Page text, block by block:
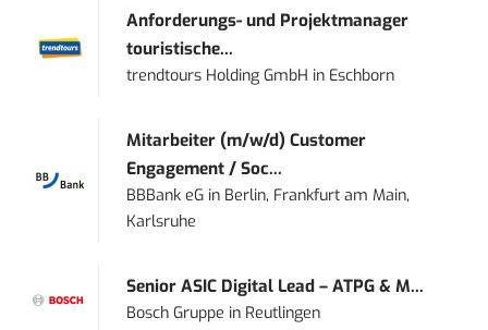
Anforderungs- und Projektmanager
touristische...
trendtours Holding GmbH in Eschborn
Mitarbeiter (m/w/d) Customer
Engagement / Soc...
BBBank eG in Berlin, Frankfurt am Main,
Karlsruhe
Senior ASIC Digital Lead – ATPG & M...
Bosch Gruppe in Reutlingen